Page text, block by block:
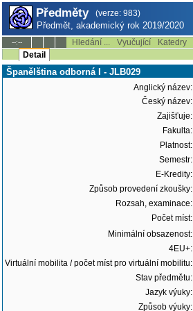
Předměty (verze: 983)
Předmět, akademický rok 2019/2020
--:-- Hledání ... Vyučující Katedry
Detail
Španělština odborná I - JLB029
Anglický název:
Český název:
Zajišťuje:
Fakulta:
Platnost:
Semestr:
E-Kredity:
Způsob provedení zkoušky:
Rozsah, examinace:
Počet míst:
Minimální obsazenost:
4EU+:
Virtuální mobilita / počet míst pro virtuální mobilitu:
Stav předmětu:
Jazyk výuky:
Způsob výuky: